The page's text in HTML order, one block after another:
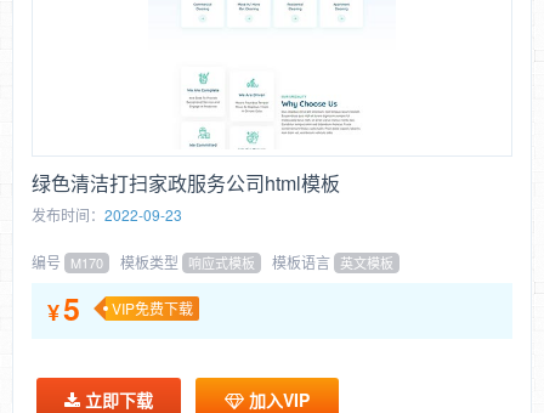
绿色清洁打扫家政服务公司html模板
发布时间： 2022-09-23
编号 M170 模板类型 响应式模板 模板语言 英文模板
¥5 VIP免费下载
立即下载 加入VIP